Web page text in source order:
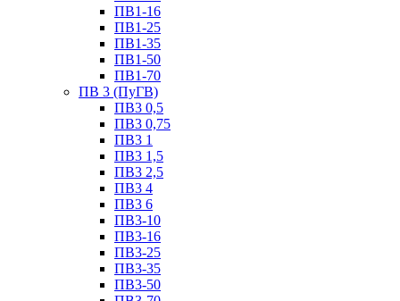
ПВ1-16
ПВ1-25
ПВ1-35
ПВ1-50
ПВ1-70
ПВ 3 (ПуГВ)
ПВ3 0,5
ПВ3 0,75
ПВ3 1
ПВ3 1,5
ПВ3 2,5
ПВ3 4
ПВ3 6
ПВ3-10
ПВ3-16
ПВ3-25
ПВ3-35
ПВ3-50